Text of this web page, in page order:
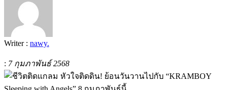
Writer : nawy.
: 7 กุมภาพันธ์ 2568